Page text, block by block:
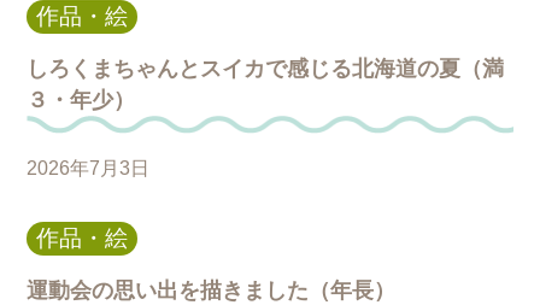
作品・絵
しろくまちゃんとスイカで感じる北海道の夏（満
３・年少）
2026年7月3日
作品・絵
運動会の思い出を描きました（年長）